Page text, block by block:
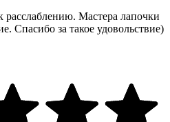
расслаблению. Мастера лапочки
Спасибо за такое удовольствие)